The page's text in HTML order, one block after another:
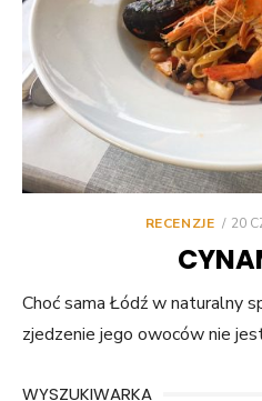
RECENZJE 20
Choć sama Łódź w naturalny
zjedzenie jego owoców nie
WYSZUKIWARKA